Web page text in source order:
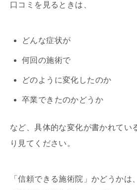
口コミを見るときは、
どんな症状が
何回の施術で
どのように変化したのか
卒業できたのかどうか
など、具体的な変化が書かれてい
り見てください。
「信頼できる施術院」かどうかは